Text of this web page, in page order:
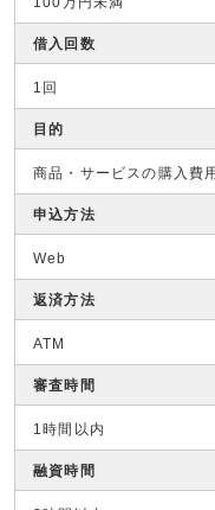
借入回数
1回
目的
商品・サービスの購入費用
申込方法
Web
返済方法
ATM
審査時間
1時間以内
融資時間